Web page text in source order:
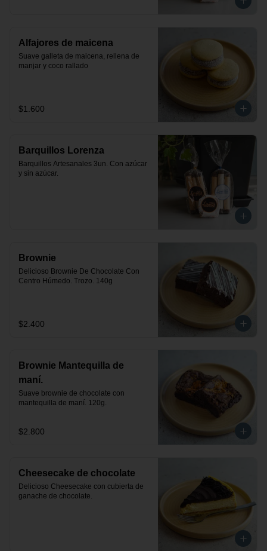
Alfajores de maicena
Suave galleta de maicena, rellena de
manjar y coco rallado
$1.600
Barquillos Lorenza
Barquillos Artesanales 3un. Con azúcar
y sin azúcar.
Brownie
Delicioso Brownie De Chocolate Con
Centro Húmedo. Trozo. 140g
$2.400
Brownie Mantequilla de
maní.
Suave brownie de chocolate con
mantequilla de maní. 120g.
$2.800
Cheesecake de chocolate
Delicioso Cheesecake con cubierta de
ganache de chocolate.